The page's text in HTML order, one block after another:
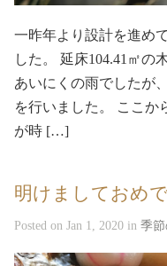
一昨年より設計を進め
した。 延床104.41㎡の
あいにくの雨でしたが
を行いました。 ここか
が時 […]
明けましておめ
Posted on Jan 1, 2020 in 季